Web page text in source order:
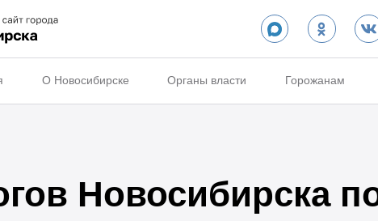
О Новосибирске Органы власти Горожанам
Новосибирска